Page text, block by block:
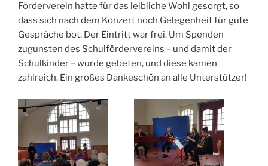
Förderverein hatte für das leibliche Wohl gesorgt, so
dass sich nach dem Konzert noch Gelegenheit für gute
Gespräche bot. Der Eintritt war frei. Um Spenden
zugunsten des Schulfördervereins – und damit der
Schulkinder – wurde gebeten, und diese kamen
zahlreich. Ein großes Dankeschön an alle Unterstützer!